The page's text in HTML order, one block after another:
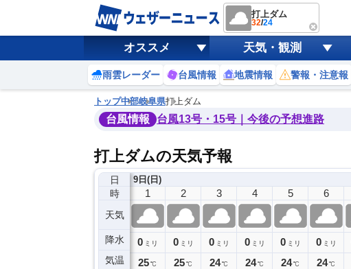
打上ダム
32/24
オススメ 天気・観測
雨雲レーダー 台風情報 地震情報 警報・注意報
トップ中部岐阜県打上ダム
台風情報 台風13号・15号｜今後の予想進路
打上ダムの天気予報
日
時
天気
降水
気温
9日(日)
0
0ミリ
26℃
1
0 ミリ
25℃
2
0 ミリ
25℃
3
0 ミリ
24℃
4
0 ミリ
24℃
5
0 ミリ
24℃
6
0 ミリ
24℃